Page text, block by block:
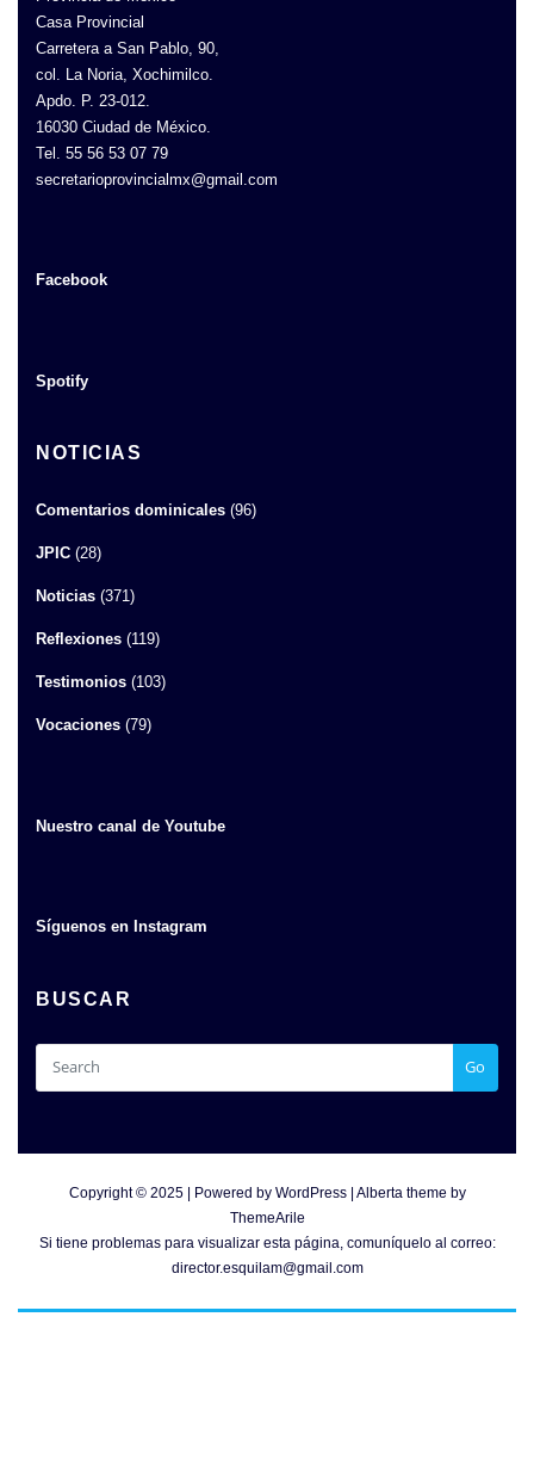
Casa Provincial
Carretera a San Pablo, 90,
col. La Noria, Xochimilco.
Apdo. P. 23-012.
16030 Ciudad de México.
Tel. 55 56 53 07 79
secretarioprovincialmx@gmail.com
Facebook
Spotify
NOTICIAS
Comentarios dominicales (96)
JPIC (28)
Noticias (371)
Reflexiones (119)
Testimonios (103)
Vocaciones (79)
Nuestro canal de Youtube
Síguenos en Instagram
BUSCAR
Go
Copyright © 2025 | Powered by WordPress
Alberta theme by
ThemeArile
Si tiene problemas para visualizar esta página, comuníquelo al correo:
director.esquilam@gmail.com